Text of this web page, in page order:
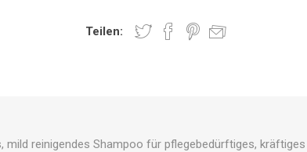
Teilen:
mild reinigendes Shampoo für pflegebedürftiges,